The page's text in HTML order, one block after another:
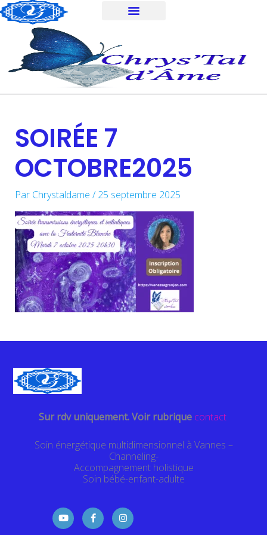
Aller
au
contenu
SOIRÉE 7
OCTOBRE2025
Par Chrystaldame /25 septembre 2025
Sur rdv uniquement. Voir rubrique contact
Soin énergétique multidimensionnel à Vannes –
Channeling-
Accompagnement holistique
Soin bébé-enfant-adulte
Y
o
u
F
a
c
I
n
s